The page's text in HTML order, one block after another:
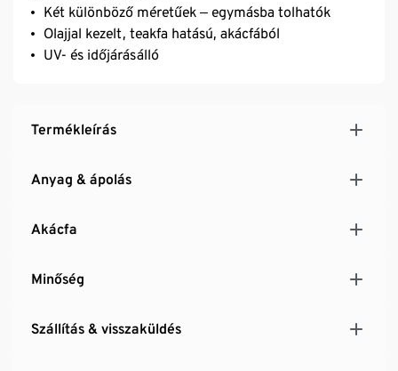
Két különböző méretűek ‒ egymásba tolhatók
Olajjal kezelt, teakfa hatású, akácfából
UV- és időjárásálló
Termékleírás
Anyag & ápolás
Akácfa
Minőség
Szállítás & visszaküldés